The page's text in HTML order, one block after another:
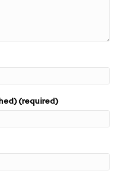
(required)